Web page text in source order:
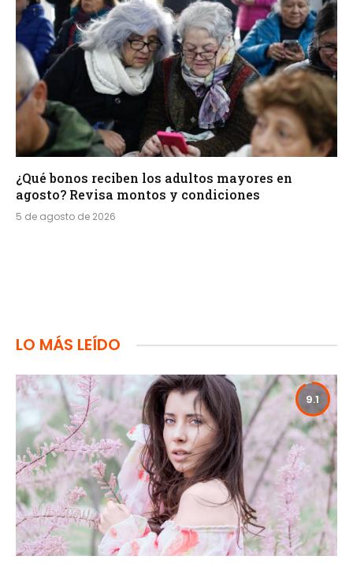
¿Qué bonos reciben los adultos mayores en
agosto? Revisa montos y condiciones
5 de agosto de 2026
LO MÁS LEÍDO
9.1